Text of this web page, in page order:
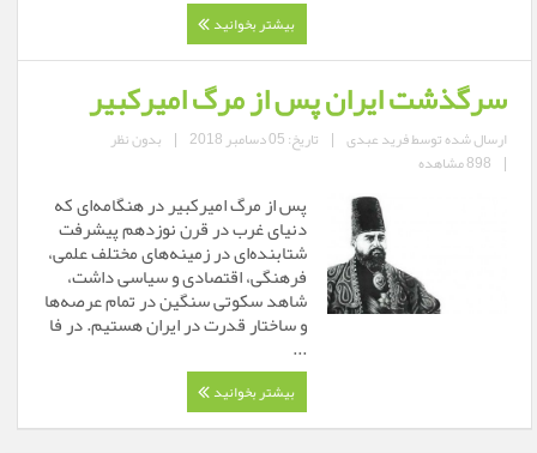
بیشتر بخوانید
سرگذشت ایران پس از مرگ امیرکبیر
ارسال شده توسطفرید عبدی | تاریخ: 05 دسامبر 2018 | بدون نظر
| 898 مشاهده
پس از مرگ امیرکبیر در هنگامه‌ای که
دنیای غرب در قرن نوزدهم پیشرفت
شتابنده‌ای در زمینه‌های مختلف علمی،
فرهنگی، اقتصادی و سیاسی داشت،
شاهد سکوتی سنگین در تمام عرصه‌ها
و ساختار قدرت در ایران هستیم. در فا
...
بیشتر بخوانید